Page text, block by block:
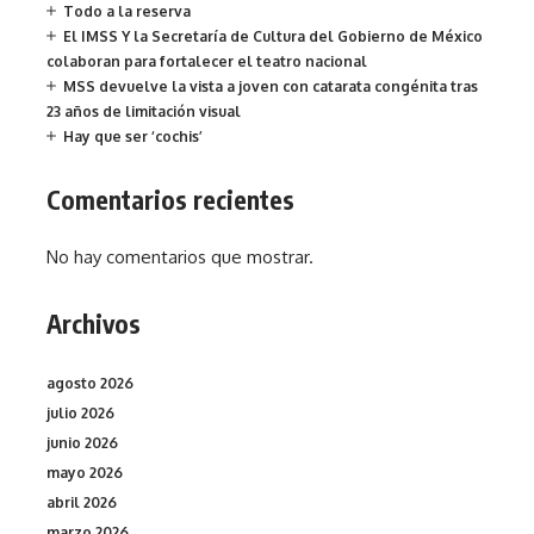
Todo a la reserva
El IMSS Y la Secretaría de Cultura del Gobierno de México
colaboran para fortalecer el teatro nacional
MSS devuelve la vista a joven con catarata congénita tras
23 años de limitación visual
Hay que ser ‘cochis’
Comentarios recientes
No hay comentarios que mostrar.
Archivos
agosto 2026
julio 2026
junio 2026
mayo 2026
abril 2026